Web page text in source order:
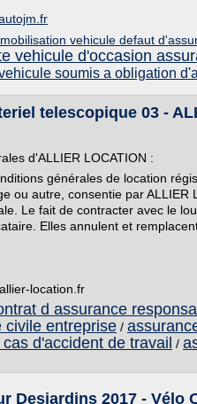
vehicule defaut
vehicule d'occasion
soumis a obligation
telescopique 03 -
d'ALLIER LOCATION :
générales de location
ou autre, consentie par ALLIER
Le fait de contracter avec le
Elles annulent et
location.fr
d assurance
civile entreprise /
d'accident de travail /
Desjardins 2017 - Vélo